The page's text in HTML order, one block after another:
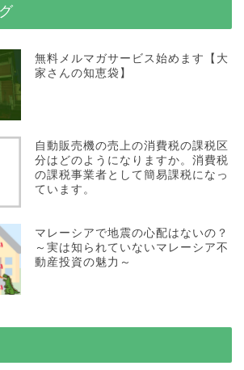
無料メルマガサービス始めます【大
家さんの知恵袋】
自動販売機の売上の消費税の課税区
分はどのようになりますか。消費税
の課税事業者として簡易課税になっ
ています。
マレーシアで地震の心配はないの？
～実は知られていないマレーシア不
動産投資の魅力～